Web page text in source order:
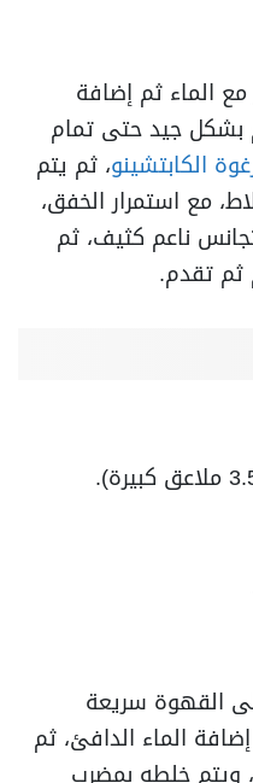
مع الماء ثم إضافة
بشكل جيد حتى تمام
الكابتشينو، ثم يتم
مع استمرار الخفق،
ناعم كثيف، ثم
ثم تقدم.
القهوة سريعة
الماء الدافئ، ثم
ويتم خلطه بمضرب